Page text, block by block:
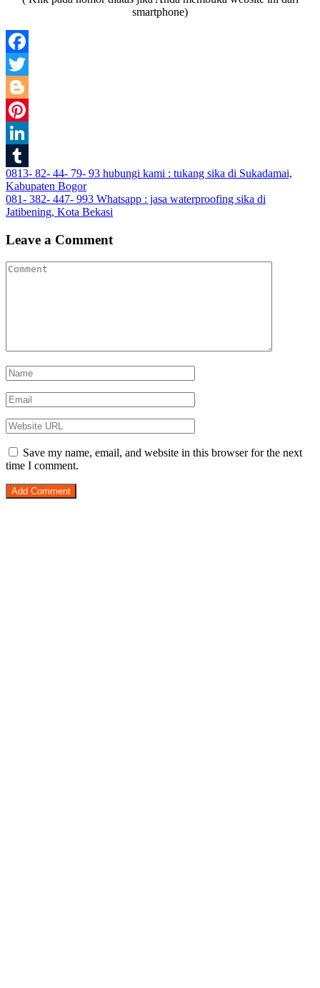
smartphone)
Facebook
Twitter
Blogger
Pinterest
LinkedIn
Tumblr
Post
navigation
0813- 82- 44- 79- 93 hubungi kami : tukang sika di Sukadamai,
Kabupaten Bogor
081- 382- 447- 993 Whatsapp : jasa waterproofing sika di
Jatibening, Kota Bekasi
Leave a Comment
Save my name, email, and website in this browser for the next
time I comment.